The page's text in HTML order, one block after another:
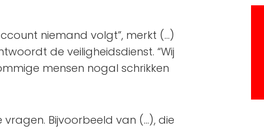
niemand volgt”, merkt (…)
de veiligheidsdienst. “Wij
mensen nogal schrikken
Bijvoorbeeld van (…), die